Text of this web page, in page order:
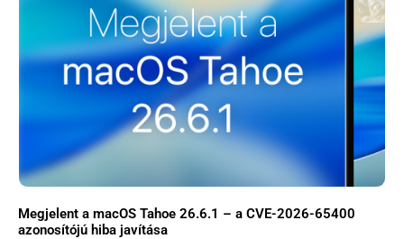
Megjelent a macOS Tahoe 26.6.1 – a CVE-2026-65400
azonosítójú hiba javítása
×